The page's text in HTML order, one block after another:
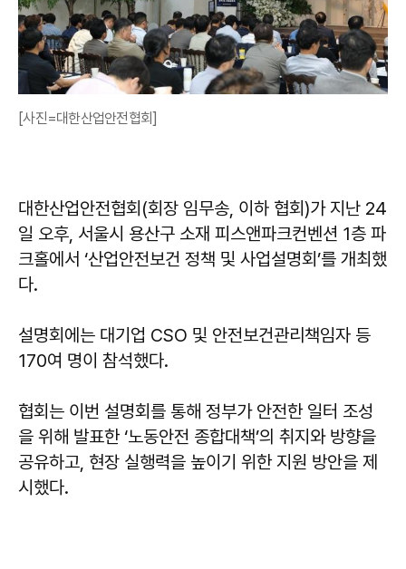
[사진=대한산업안전협회]
대한산업안전협회(회장 임무송, 이하 협회)가 지난 24
일 오후, 서울시 용산구 소재 피스앤파크컨벤션 1층 파
크홀에서 ‘산업안전보건 정책 및 사업설명회’를 개최했
다.
설명회에는 대기업 CSO 및 안전보건관리책임자 등
170여 명이 참석했다.
협회는 이번 설명회를 통해 정부가 안전한 일터 조성
을 위해 발표한 ‘노동안전 종합대책’의 취지와 방향을
공유하고, 현장 실행력을 높이기 위한 지원 방안을 제
시했다.